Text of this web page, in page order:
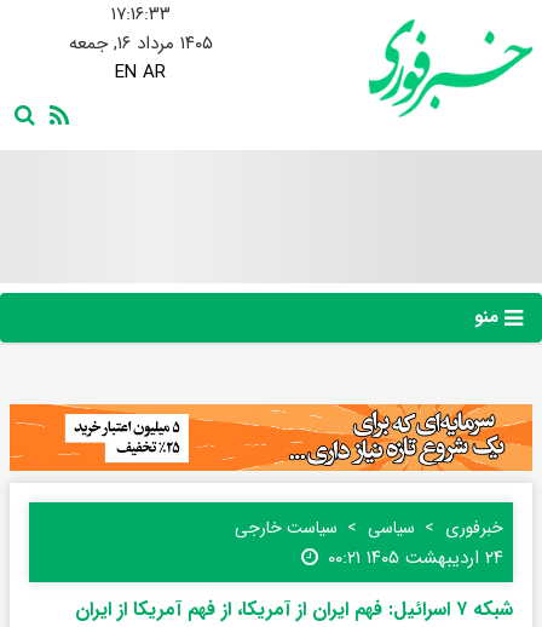
۱۷:۱۶:۳۴
۱۴۰۵ مرداد ۱۶, جمعه
EN AR
منو
خبرفوری سیاسی سیاست خارجی
۲۴ اردیبهشت ۱۴۰۵ ۰۰:۲۱
شبکه ۷ اسرائیل: فهم ایران از آمریکا، از فهم آمریکا از ایران